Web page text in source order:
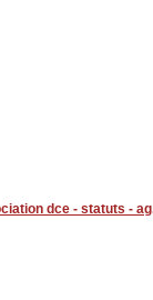
dce - statuts -